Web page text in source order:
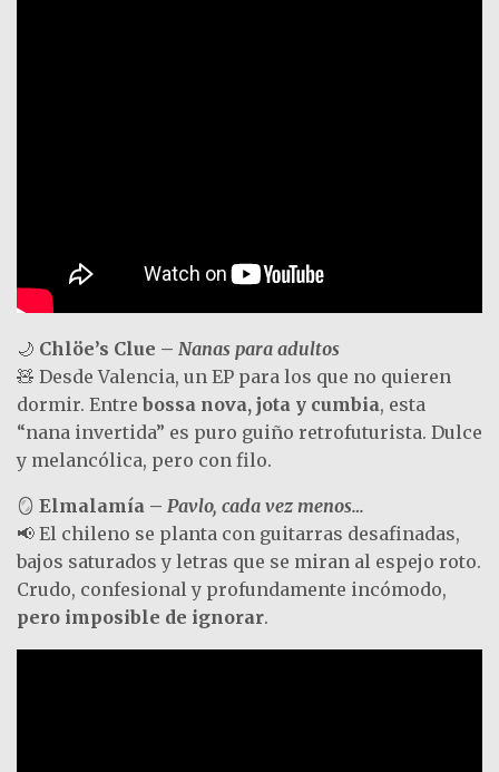
🌙 Chlöe’s Clue – Nanas para adultos
🧸 Desde Valencia, un EP para los que no quieren
dormir. Entre bossa nova, jota y cumbia, esta
“nana invertida” es puro guiño retrofuturista. Dulce
y melancólica, pero con filo.
🪞 Elmalamía – Pavlo, cada vez menos…
📢 El chileno se planta con guitarras desafinadas,
bajos saturados y letras que se miran al espejo roto.
Crudo, confesional y profundamente incómodo,
pero imposible de ignorar.